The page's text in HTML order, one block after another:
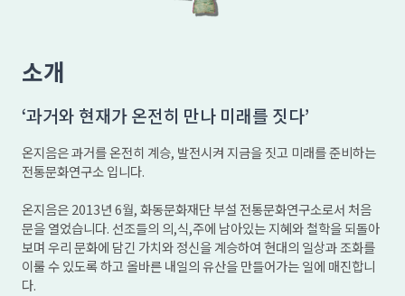
소개
‘과거와 현재가 온전히 만나 미래를 짓다’
온지음은 과거를 온전히 계승, 발전시켜 지금을 짓고 미래를 준비하는
전통문화연구소 입니다.
온지음은 2013년 6월, 화동문화재단 부설 전통문화연구소로서 처음
문을 열었습니다. 선조들의 의,식,주에 남아있는 지혜와 철학을 되돌아
보며 우리 문화에 담긴 가치와 정신을 계승하여 현대의 일상과 조화를
이룰 수 있도록 하고 올바른 내일의 유산을 만들어가는 일에 매진합니
다.